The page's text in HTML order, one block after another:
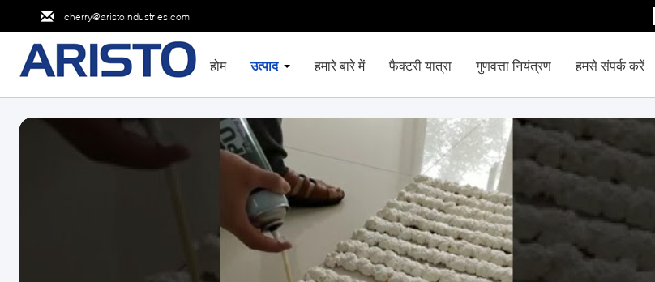
cherry@aristoindustries.com
होम उत्पाद हमारे बारे में फैक्टरी यात्रा गुणवत्ता नियंत्रण हमसे संपर्क करें